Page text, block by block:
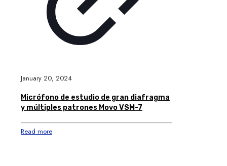
January 20, 2024
Micrófono de estudio de gran diafragma
y múltiples patrones Movo VSM-7
Read more